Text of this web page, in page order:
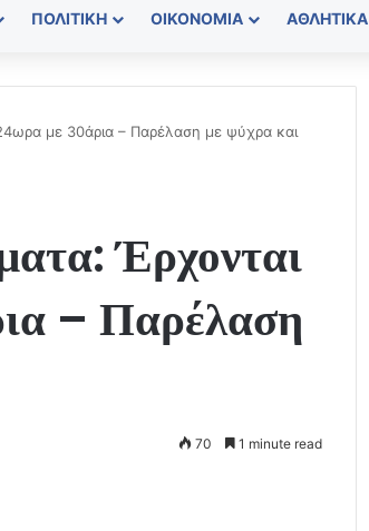
ΠΟΛΙΤΙΚΉ ΟΙΚΟΝΟΜΊΑ ΑΘΛΗΤΙΚΆ
με 30άρια – Παρέλαση με ψύχρα και
Έρχονται
– Παρέλαση
70 1 minute read